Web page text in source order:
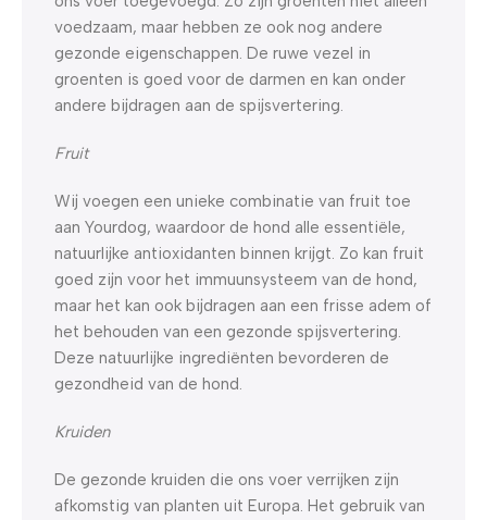
voedzaam, maar hebben ze ook nog andere
gezonde eigenschappen. De ruwe vezel in
groenten is goed voor de darmen en kan onder
andere bijdragen aan de spijsvertering.
Fruit
Wij voegen een unieke combinatie van fruit toe
aan Yourdog, waardoor de hond alle essentiële,
natuurlijke antioxidanten binnen krijgt. Zo kan fruit
goed zijn voor het immuunsysteem van de hond,
maar het kan ook bijdragen aan een frisse adem of
het behouden van een gezonde spijsvertering.
Deze natuurlijke ingrediënten bevorderen de
gezondheid van de hond.
Kruiden
De gezonde kruiden die ons voer verrijken zijn
afkomstig van planten uit Europa. Het gebruik van